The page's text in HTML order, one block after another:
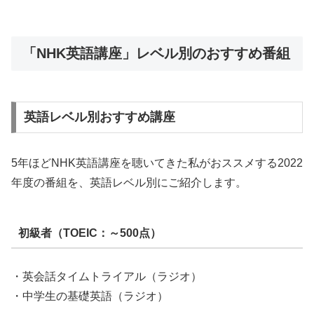
「NHK英語講座」レベル別のおすすめ番組
英語レベル別おすすめ講座
5年ほどNHK英語講座を聴いてきた私がおススメする2022
年度の番組を、英語レベル別にご紹介します。
初級者（TOEIC：～500点）
・英会話タイムトライアル（ラジオ）
・中学生の基礎英語（ラジオ）